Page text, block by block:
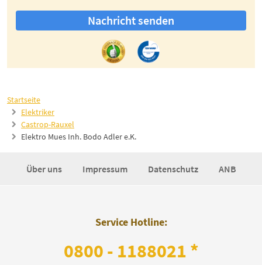
Startseite
Elektriker
Castrop-Rauxel
Elektro Mues Inh. Bodo Adler e.K.
Nachricht senden
Über uns Impressum Datenschutz ANB
Service Hotline:
0800 - 1188021 *